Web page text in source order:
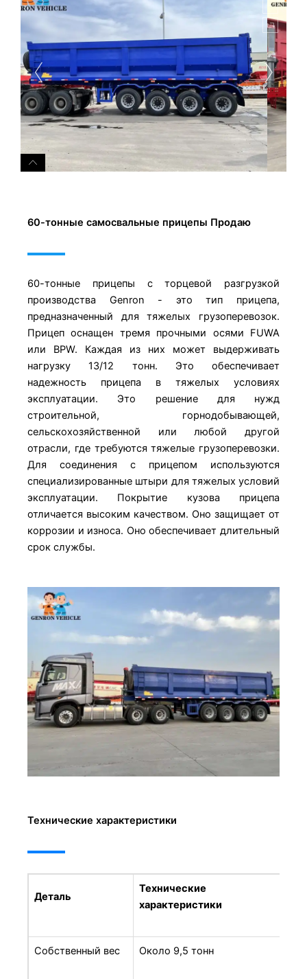
60-тонные самосвальные прицепы Продаю
60-тонные прицепы с торцевой разгрузкой
производства Genron - это тип прицепа,
предназначенный для тяжелых грузоперевозок.
Прицеп оснащен тремя прочными осями FUWA
или BPW. Каждая из них может выдерживать
нагрузку 13/12 тонн. Это обеспечивает
надежность прицепа в тяжелых условиях
эксплуатации. Это решение для нужд
строительной, горнодобывающей,
сельскохозяйственной или любой другой
отрасли, где требуются тяжелые грузоперевозки.
Для соединения с прицепом используются
специализированные штыри для тяжелых условий
эксплуатации. Покрытие кузова прицепа
отличается высоким качеством. Оно защищает от
коррозии и износа. Оно обеспечивает длительный
срок службы.
Технические характеристики
Деталь
Технические
характеристики
Собственный вес Около 9,5 тонн